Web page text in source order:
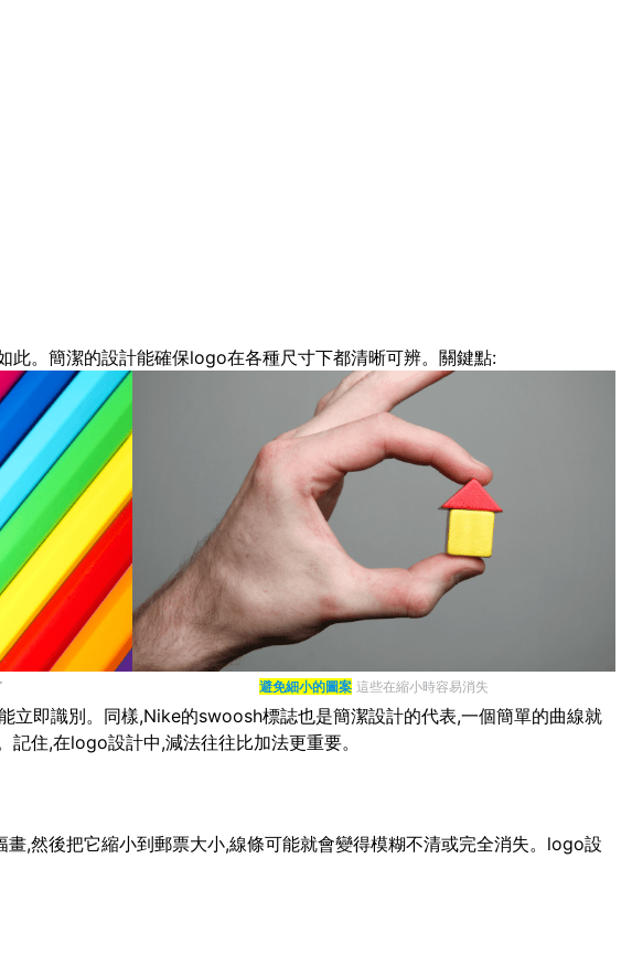
。簡潔的設計能確保logo在各種尺寸下都清晰可辨。關鍵點:
避免細小的圖案 這些在縮小時容易消失
即識別。同樣,Nike的swoosh標誌也是簡潔設計的代表,一個簡單的曲線就
住,在logo設計中,減法往往比加法更重要。
,然後把它縮小到郵票大小,線條可能就會變得模糊不清或完全消失。logo設